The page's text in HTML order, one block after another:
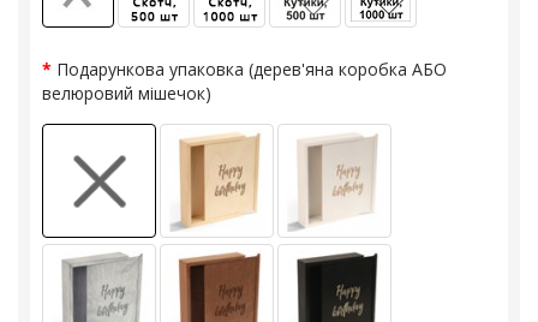
Подарункова упаковка (дерев'яна коробка АБО
велюровий мішечок)